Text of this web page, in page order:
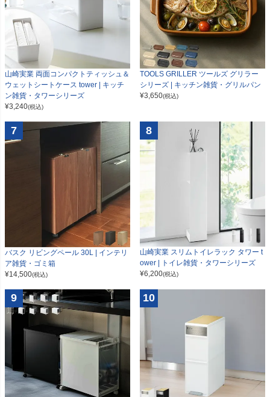
山崎実業 両面コンパクトティッシュ＆
ウェットシートケース tower | キッチ
ン雑貨・タワーシリーズ
¥3,240(税込)
TOOLS GRILLER ツールズ グリラー
シリーズ | キッチン雑貨・グリルパン
¥3,650(税込)
7
バスク リビングペール 30L | インテリ
ア雑貨・ゴミ箱
¥14,500(税込)
8
山崎実業 スリムトイレラック タワー t
ower | トイレ雑貨・タワーシリーズ
¥6,200(税込)
9 10